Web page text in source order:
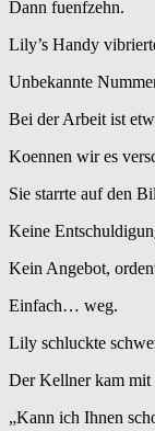
Dann fuenfzehn.
Lily’s Handy
Unbekannte
Bei der Arbeit ist
Koennen wir es
Sie starrte auf den
Keine
Kein Angebot,
Einfach… weg.
Lily schluckte
Der Kellner kam mit
„Kann ich Ihnen